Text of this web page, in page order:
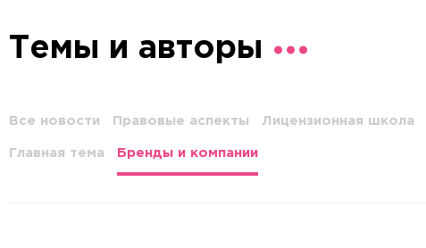
Темы и авторы
Все новости Правовые аспекты Лицензионная школа
Главная тема Бренды и компании